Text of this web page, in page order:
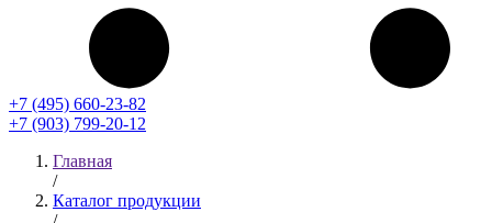
+7 (495) 660-23-82
+7 (903) 799-20-12
Главная
/
Каталог продукции